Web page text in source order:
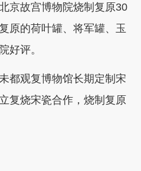
京故宫博物院烧制复原30
原的荷叶罐、将军罐、玉
好评。
观复博物馆长期定制宋
复烧宋瓷合作，烧制复原